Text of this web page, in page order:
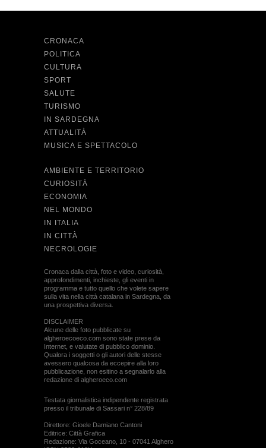
CRONACA
POLITICA
CULTURA
SPORT
SALUTE
TURISMO
IN SARDEGNA
ATTUALITÀ
MUSICA E SPETTACOLO
AMBIENTE E TERRITORIO
CURIOSITÀ
ECONOMIA
NEL MONDO
IN ITALIA
IN CITTÀ
NECROLOGIE
Cronaca dalla città, foto e video, curiosità,
approfondimenti, inchieste, gli eventi in
programma e tutto quello che volete sapere
sulla vita nella città catalana in Sardegna, da
una prospettiva diversa.
DISCLAIMER
Alcune delle foto pubblicate su
algheroecoeco.com sono state prese da
Internet, e valutate di pubblico dominio.
Qualora i soggetti o gli autori delle stesse
avessero qualcosa da eccepire alla loro
pubblicazione, non esitino a segnalarlo alla
redazione di algheroeco.com
Testata giornalistica indipendente registrata
presso il tribunale di Sassari n° 228/89
Direttore: Gioele Damiano Cantoni
Editrice: Città Grafica
Redazione: Via Goceano, 10 - 07041 Alghero